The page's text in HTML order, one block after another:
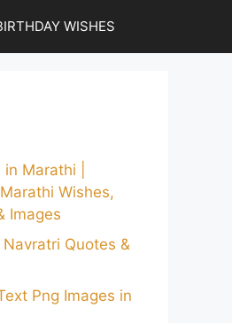
WISHES
Marathi |
Wishes,
Images
| Navratri Quotes &
Png Images in